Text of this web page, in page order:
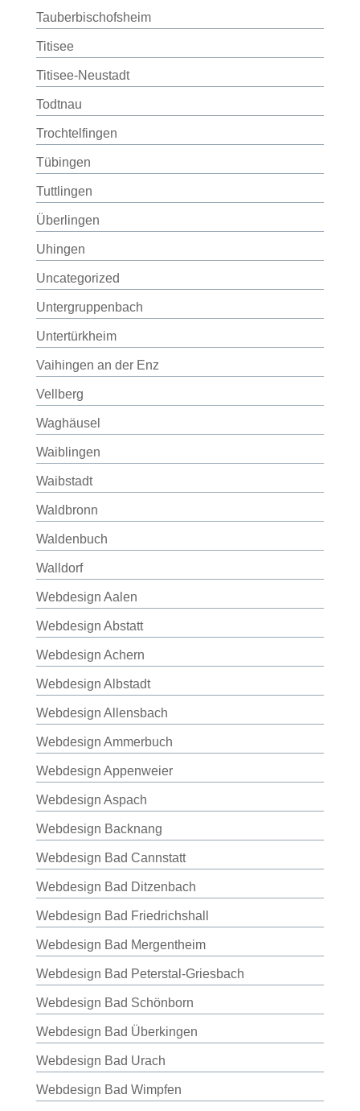
Tauberbischofsheim
Titisee
Titisee-Neustadt
Todtnau
Trochtelfingen
Tübingen
Tuttlingen
Überlingen
Uhingen
Uncategorized
Untergruppenbach
Untertürkheim
Vaihingen an der Enz
Vellberg
Waghäusel
Waiblingen
Waibstadt
Waldbronn
Waldenbuch
Walldorf
Webdesign Aalen
Webdesign Abstatt
Webdesign Achern
Webdesign Albstadt
Webdesign Allensbach
Webdesign Ammerbuch
Webdesign Appenweier
Webdesign Aspach
Webdesign Backnang
Webdesign Bad Cannstatt
Webdesign Bad Ditzenbach
Webdesign Bad Friedrichshall
Webdesign Bad Mergentheim
Webdesign Bad Peterstal-Griesbach
Webdesign Bad Schönborn
Webdesign Bad Überkingen
Webdesign Bad Urach
Webdesign Bad Wimpfen